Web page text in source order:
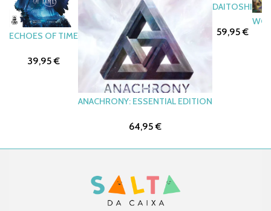
ECHOES OF TIME
39,95 €
ANACHRONY: ESSENTIAL EDITION
64,95 €
DAITOSHI
59,95 €